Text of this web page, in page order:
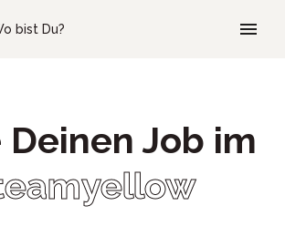
bist Du?
Deinen Job im